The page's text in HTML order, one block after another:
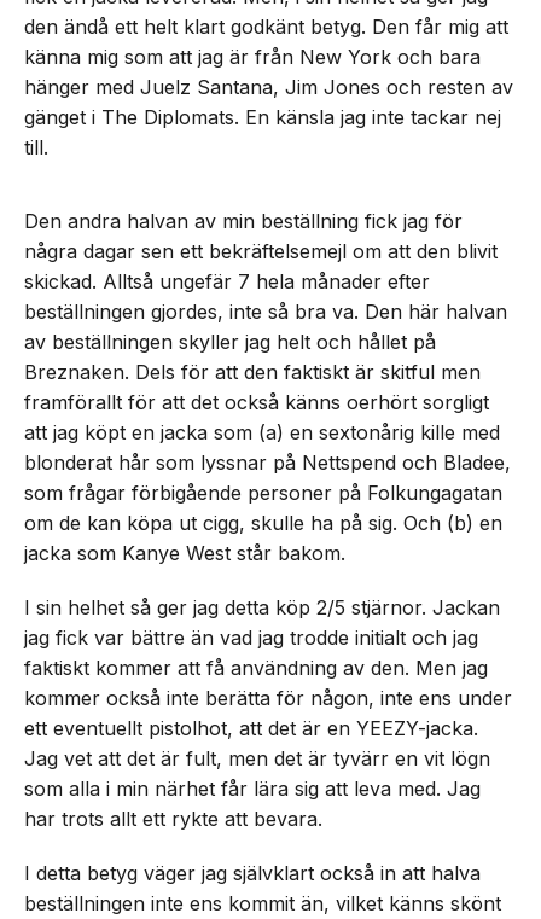
den ändå ett helt klart godkänt betyg. Den får mig att
känna mig som att jag är från New York och bara
hänger med Juelz Santana, Jim Jones och resten av
gänget i The Diplomats. En känsla jag inte tackar nej
till.
Den andra halvan av min beställning fick jag för
några dagar sen ett bekräftelsemejl om att den blivit
skickad. Alltså ungefär 7 hela månader efter
beställningen gjordes, inte så bra va. Den här halvan
av beställningen skyller jag helt och hållet på
Breznaken. Dels för att den faktiskt är skitful men
framförallt för att det också känns oerhört sorgligt
att jag köpt en jacka som (a) en sextonårig kille med
blonderat hår som lyssnar på Nettspend och Bladee,
som frågar förbigående personer på Folkungagatan
om de kan köpa ut cigg, skulle ha på sig. Och (b) en
jacka som Kanye West står bakom.
I sin helhet så ger jag detta köp 2/5 stjärnor. Jackan
jag fick var bättre än vad jag trodde initialt och jag
faktiskt kommer att få användning av den. Men jag
kommer också inte berätta för någon, inte ens under
ett eventuellt pistolhot, att det är en YEEZY-jacka.
Jag vet att det är fult, men det är tyvärr en vit lögn
som alla i min närhet får lära sig att leva med. Jag
har trots allt ett rykte att bevara.
I detta betyg väger jag självklart också in att halva
beställningen inte ens kommit än, vilket känns skönt